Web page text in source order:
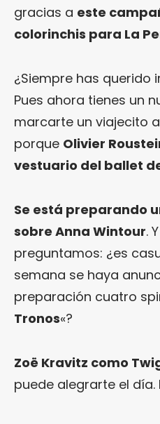
gracias a este
colorinchis para La
¿Siempre has querido
Pues ahora tienes un
marcarte un viajecito
porque Olivier
vestuario del ballet
Se está preparando
sobre Anna Wintour.
preguntamos: ¿es
semana se haya
preparación cuatro
Tronos«?
Zoë Kravitz como
puede alegrarte el día.